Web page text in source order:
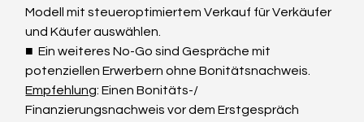
Modell mit steueroptimiertem Verkauf für Verkäufer
und Käufer auswählen.
■  Ein weiteres No-Go sind Gespräche mit
potenziellen Erwerbern ohne Bonitätsnachweis.
Empfehlung: Einen Bonitäts-/
Finanzierungsnachweis vor dem Erstgespräch